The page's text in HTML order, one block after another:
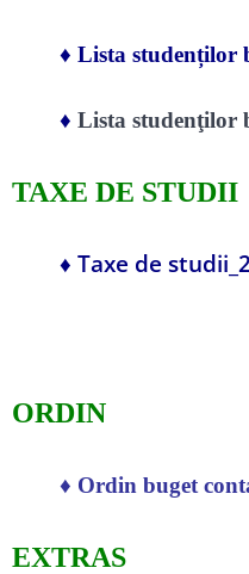
♦ Lista studenților
♦ Lista studenţilor
TAXE DE STUDII
♦ Taxe de
ORDIN
♦ Ordin buget
EXTRAS